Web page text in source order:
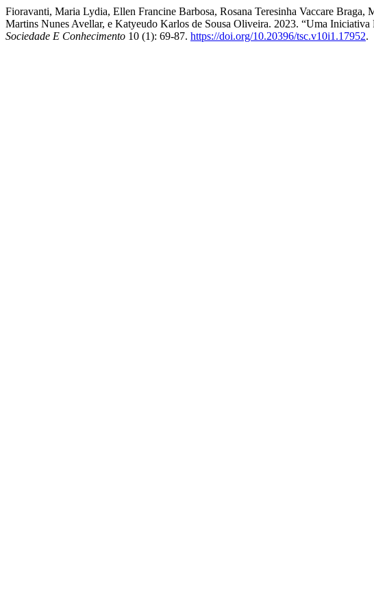
Fioravanti, Maria Lydia, Ellen Francine Barbosa, Rosana Teresinha Vaccare
Martins Nunes Avellar, e Katyeudo Karlos de Sousa Oliveira. 2023. “Uma
Sociedade E Conhecimento 10 (1): 69-87. https://doi.org/10.20396/tsc.v10i1.17952.